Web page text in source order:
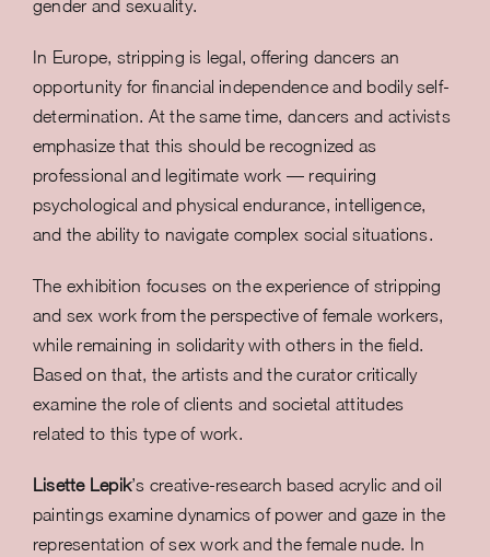
gender and sexuality.
In Europe, stripping is legal, offering dancers an
opportunity for financial independence and bodily self-
determination. At the same time, dancers and activists
emphasize that this should be recognized as
professional and legitimate work — requiring
psychological and physical endurance, intelligence,
and the ability to navigate complex social situations.
The exhibition focuses on the experience of stripping
and sex work from the perspective of female workers,
while remaining in solidarity with others in the field.
Based on that, the artists and the curator critically
examine the role of clients and societal attitudes
related to this type of work.
Lisette Lepik’s creative-research based acrylic and oil
paintings examine dynamics of power and gaze in the
representation of sex work and the female nude. In